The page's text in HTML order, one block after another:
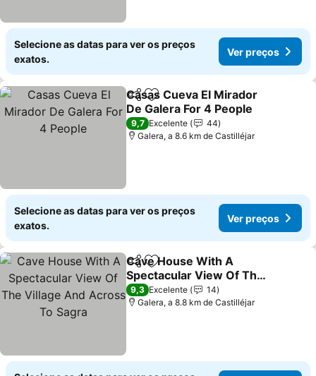
Selecione as datas para ver os preços
exatos.
Ver preços
PartilharAdicionar aos favoritos
Casas Cueva El Mirador
De Galera For 4 People
9,7 Excelente
44
Galera, a 8.6 km de Castilléjar
Selecione as datas para ver os preços
exatos.
Ver preços
PartilharAdicionar aos favoritos
Cave House With A
Spectacular View Of The
Village And Across To
Sagra
9,3 Excelente
14
Galera, a 8.8 km de Castilléjar